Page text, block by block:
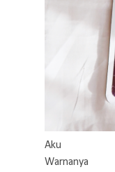
Aku
Warnanya